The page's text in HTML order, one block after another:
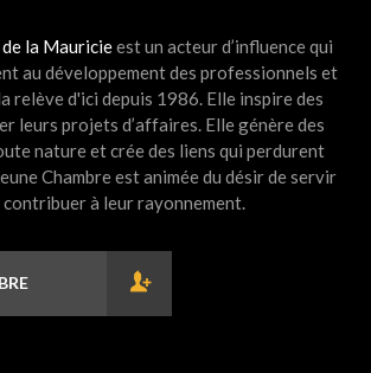
de la Mauricieest un acteur d’influence qui
au développement des professionnels et
relève d'ici depuis 1986. Elle inspire des
leurs projets d’affaires. Elle génère des
nature et crée des liens qui perdurent
Chambre est animée du désir de servir
contribuer à leur rayonnement.